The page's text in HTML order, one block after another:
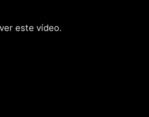
este vídeo.